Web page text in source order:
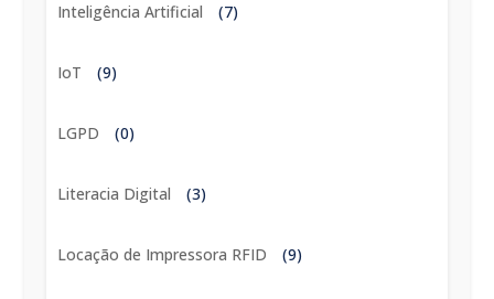
Inteligência Artificial (7)
IoT (9)
LGPD (0)
Literacia Digital (3)
Locação de Impressora RFID (9)